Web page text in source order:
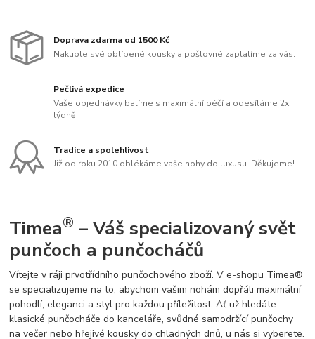
Doprava zdarma od 1500 Kč
Nakupte své oblíbené kousky a poštovné zaplatíme za vás.
Pečlivá expedice
Vaše objednávky balíme s maximální péčí a odesíláme 2x
týdně.
Tradice a spolehlivost
Již od roku 2010 oblékáme vaše nohy do luxusu. Děkujeme!
Timea® – Váš specializovaný svět
punčoch a punčocháčů
Vítejte v ráji prvotřídního punčochového zboží. V e-shopu Timea®
se specializujeme na to, abychom vašim nohám dopřáli maximální
pohodlí, eleganci a styl pro každou příležitost. Ať už hledáte
klasické punčocháče do kanceláře, svůdné samodržící punčochy
na večer nebo hřejivé kousky do chladných dnů, u nás si vyberete.